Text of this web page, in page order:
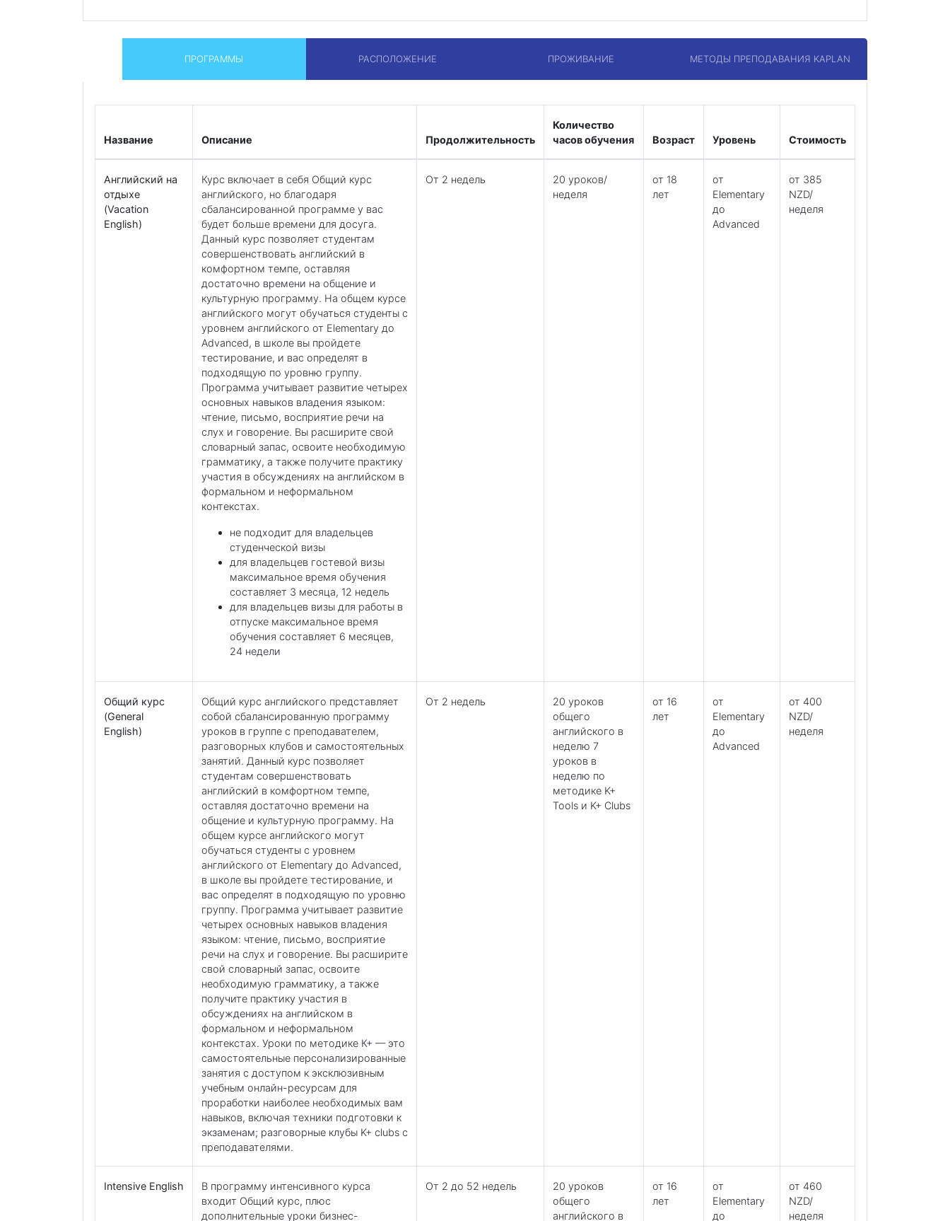
ПРОГРАММЫ РАСПОЛОЖЕНИЕ ПРОЖИВАНИЕ МЕТОДЫ ПРЕПОДАВАНИЯ KAPLAN
Название Описание Продолжительность
Количество
часов обучения
Возраст Уровень Стоимость
Английский на
отдыхе
(Vacation
English)
Курс включает в себя Общий курс
английского, но благодаря
сбалансированной программе у вас
будет больше времени для досуга.
Данный курс позволяет студентам
совершенствовать английский в
комфортном темпе, оставляя
достаточно времени на общение и
культурную программу. На общем курсе
английского могут обучаться студенты с
уровнем английского от Elementary до
Advanced, в школе вы пройдете
тестирование, и вас определят в
подходящую по уровню группу.
Программа учитывает развитие четырех
основных навыков владения языком:
чтение, письмо, восприятие речи на
слух и говорение. Вы расширите свой
словарный запас, освоите необходимую
грамматику, а также получите практику
участия в обсуждениях на английском в
формальном и неформальном
контекстах.
не подходит для владельцев
студенческой визы
для владельцев гостевой визы
максимальное время обучения
составляет 3 месяца, 12 недель
для владельцев визы для работы в
отпуске максимальное время
обучения составляет 6 месяцев,
24 недели
От 2 недель
20 уроков/
неделя
от 18
лет
от
Elementary
до
Advanced
от 385
NZD/
неделя
Общий курс
(General
English)
Общий курс английского представляет
собой сбалансированную программу
уроков в группе с преподавателем,
разговорных клубов и самостоятельных
занятий. Данный курс позволяет
студентам совершенствовать
английский в комфортном темпе,
оставляя достаточно времени на
общение и культурную программу. На
общем курсе английского могут
обучаться студенты с уровнем
английского от Elementary до Advanced,
в школе вы пройдете тестирование, и
вас определят в подходящую по уровню
группу. Программа учитывает развитие
четырех основных навыков владения
языком: чтение, письмо, восприятие
речи на слух и говорение. Вы расширите
свой словарный запас, освоите
необходимую грамматику, а также
получите практику участия в
обсуждениях на английском в
формальном и неформальном
контекстах. Уроки по методике К+ — это
самостоятельные персонализированные
занятия с доступом к эксклюзивным
учебным онлайн-ресурсам для
проработки наиболее необходимых вам
навыков, включая техники подготовки к
экзаменам; разговорные клубы K+ clubs с
преподавателями.
От 2 недель
20 уроков
общего
английского в
неделю 7
уроков в
неделю по
методике K+
Tools и K+ Clubs
от 16
лет
от
Elementary
до
Advanced
от 400
NZD/
неделя
Intensive English
В программу интенсивного курса
входит Общий курс, плюс
дополнительные уроки бизнес-
От 2 до 52 недель
20 уроков
общего
английского в
от 16
лет
от
Elementary
до
от 460
NZD/
неделя